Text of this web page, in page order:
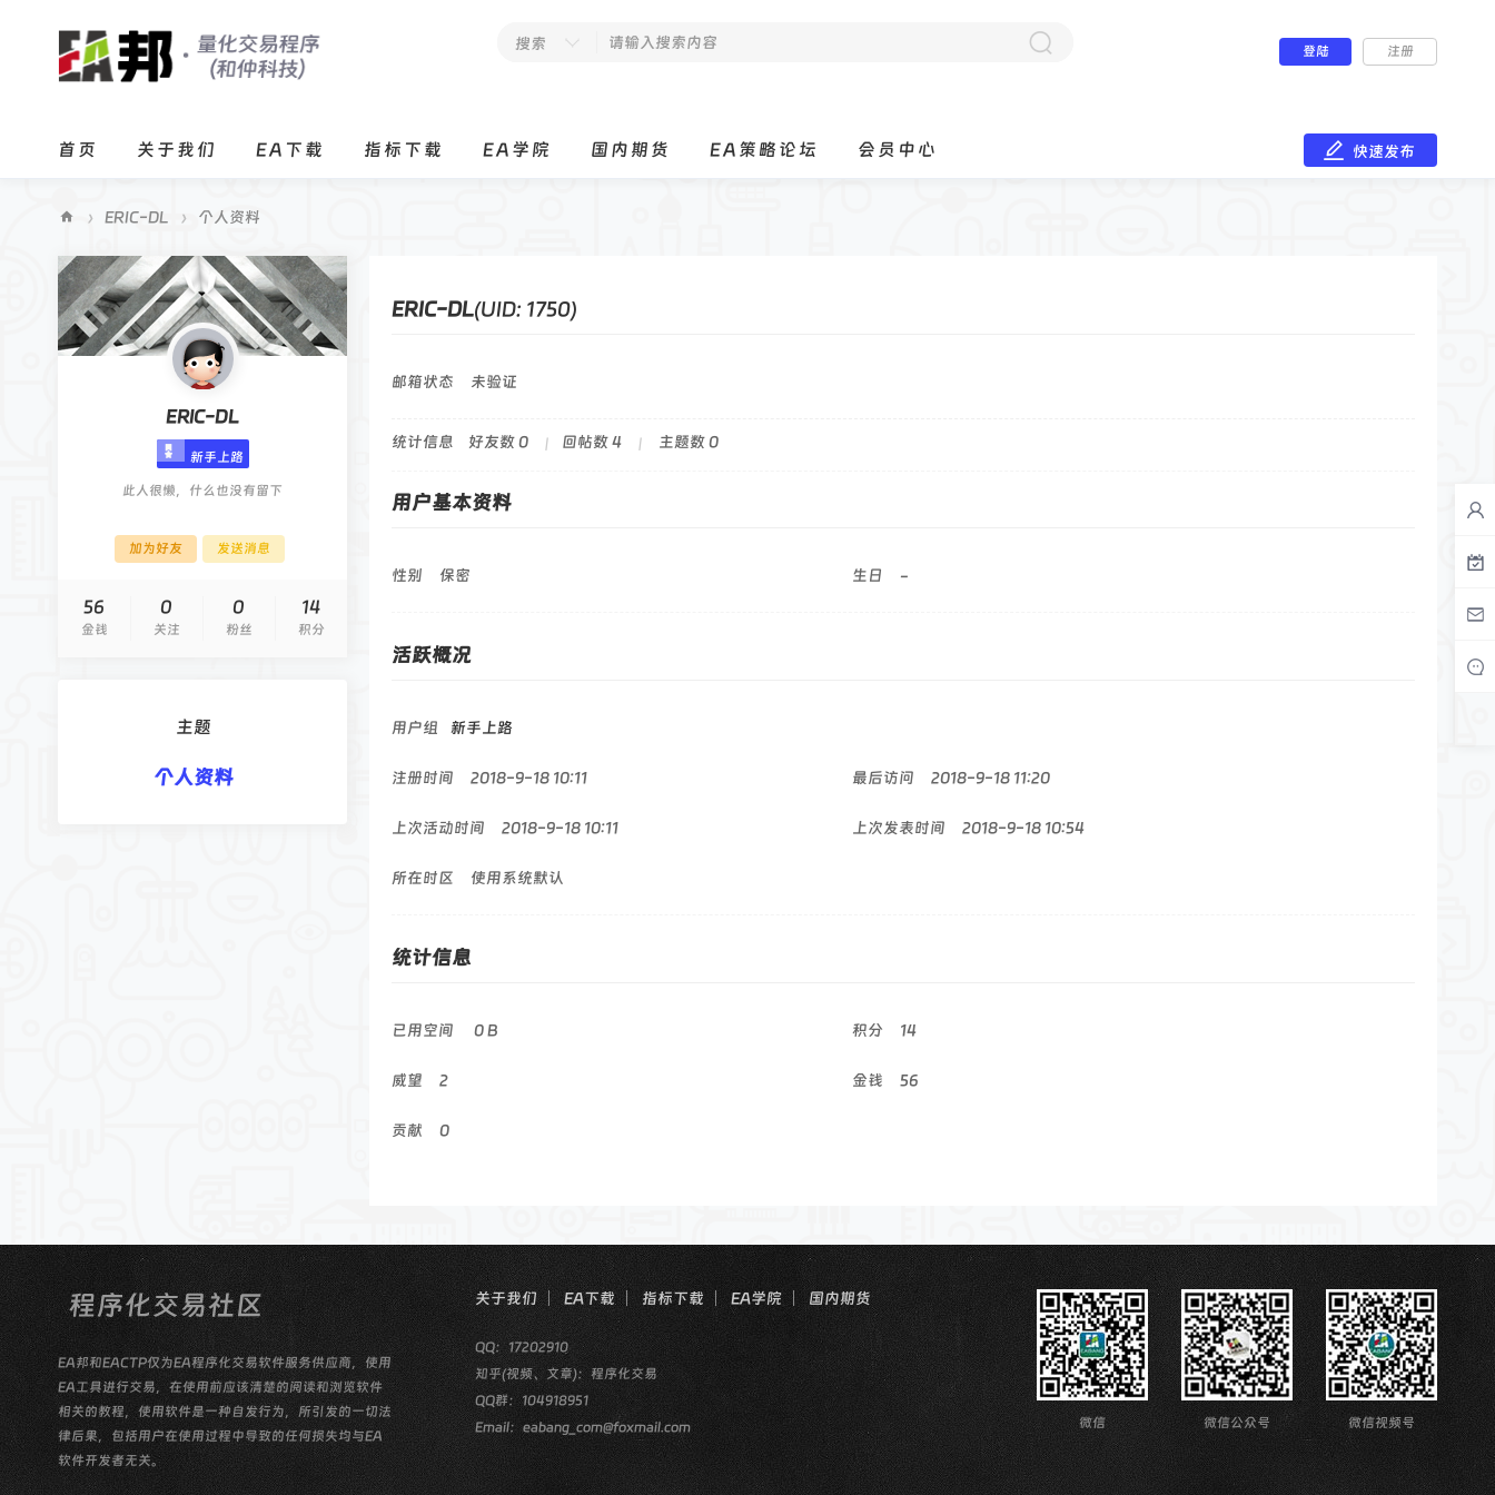
搜索 登陆 注册
首页 关于我们 EA下载 指标下载 EA学院 国内期货 EA策略论坛 会员中心 快速发布
A
邦
程
› ERIC-DL › 个人资料
ERIC-DL
新手上路
此人很懒，什么也没有留下
加为好友 发送消息
56
金钱
0
关注
0
粉丝
14
积分
主题
个人资料
ERIC-DL(UID: 1750)
邮箱状态 未验证
统计信息 好友数 0 | 回帖数 4 | 主题数 0
用户基本资料
性别 保密 生日 -
活跃概况
用户组 新手上路
注册时间 2018-9-18 10:11 最后访问 2018-9-18 11:20
上次活动时间 2018-9-18 10:11 上次发表时间 2018-9-18 10:54
所在时区 使用系统默认
统计信息
已用空间 0 B 积分 14
威望 2 金钱 56
贡献 0
EA邦和EACTP仅为EA程序化交易软件服务供应商，使用
EA工具进行交易，在使用前应该清楚的阅读和浏览软件
相关的教程，使用软件是一种自发行为，所引发的一切法
律后果，包括用户在使用过程中导致的任何损失均与EA
软件开发者无关。
关于我们 EA下载 指标下载 EA学院 国内期货
QQ：17202910
知乎(视频、文章)：程序化交易
QQ群：104918951
Email：eabang_com@foxmail.com
微信 微信公众号 微信视频号